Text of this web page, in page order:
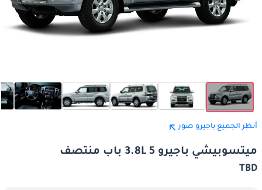
أنظر الجميع باجيرو صور
ميتسوبيشي باجيرو 3.8L 5 باب منتصف
TBD